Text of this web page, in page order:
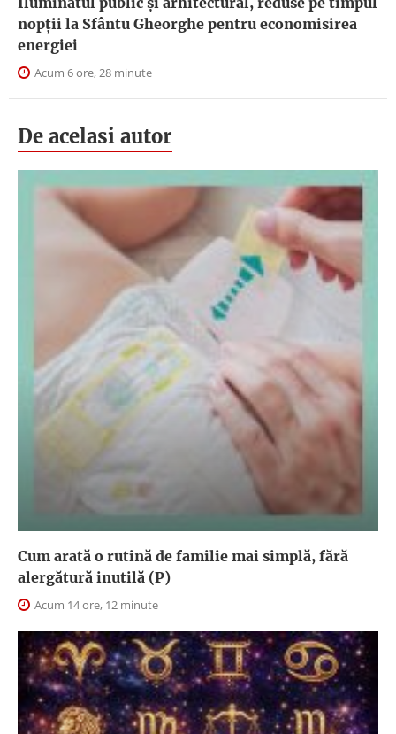
nopţii la Sfântu Gheorghe pentru economisirea
energiei
Acum 6 ore, 28 minute
De acelasi autor
Cum arată o rutină de familie mai simplă, fără
alergătură inutilă (P)
Acum 14 ore, 12 minute